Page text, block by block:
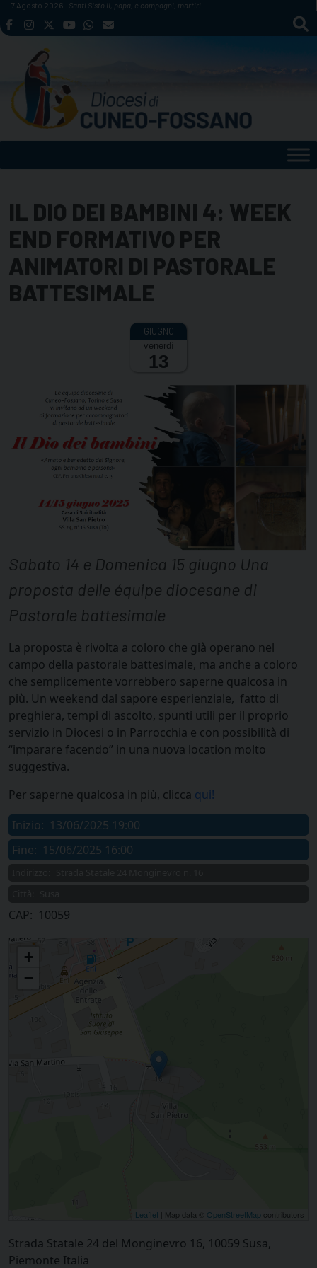
Skip
to
7 Agosto 2026 Santi Sisto II, papa, e compagni, martiri
IL DIO DEI BAMBINI 4: WEEK
END FORMATIVO PER
ANIMATORI DI PASTORALE
BATTESIMALE
venerdì
13
Sabato 14 e Domenica 15 giugno Una
proposta delle équipe diocesane di
Pastorale battesimale
La proposta è rivolta a coloro che già operano nel
campo della pastorale battesimale, ma anche a coloro
che semplicemente vorrebbero saperne qualcosa in
più. Un weekend dal sapore esperienziale, fatto di
preghiera, tempi di ascolto, spunti utili per il proprio
servizio in Diocesi o in Parrocchia e con possibilità di
“imparare facendo” in una nuova location molto
suggestiva.
Per saperne qualcosa in più, clicca qui!
Inizio: 13/06/2025 19:00
Fine: 15/06/2025 16:00
CAP: 10059
Il Dio dei bambini 4: week end formativo per animatori di pastorale
battesimale
+
−
Leaflet | Map data © OpenStreetMap contributors
Strada Statale 24 del Monginevro 16, 10059 Susa,
Piemonte Italia